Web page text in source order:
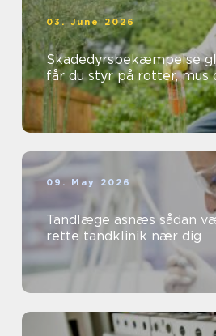
03. June 2026
Skadedyrsbekæmpelse
får du styr på rotter, mus
09. May 2026
Tandlæge asnæs sådan vælger du den
rette tandklinik nær dig